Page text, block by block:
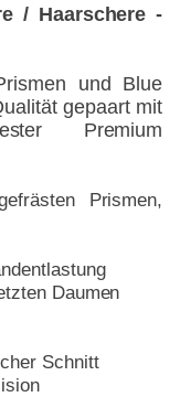
/ Haarschere -
und Blue
gepaart mit
Premium
Prismen,
Daumen
Schnitt